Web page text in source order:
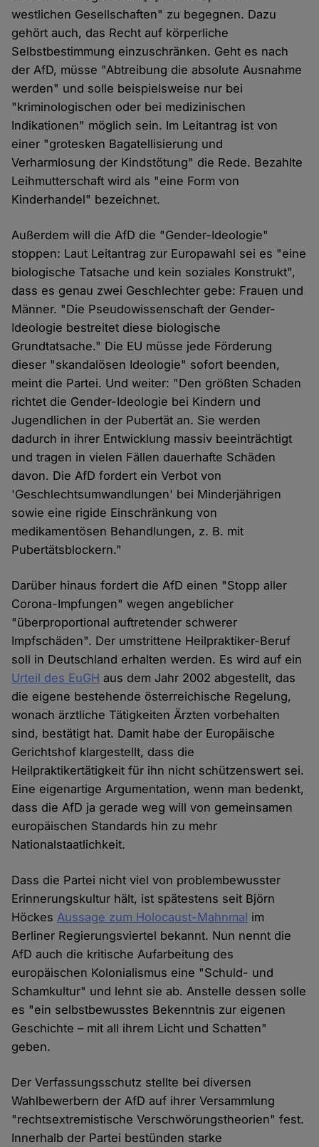
westlichen Gesellschaften" zu begegnen. Dazu
gehört auch, das Recht auf körperliche
Selbstbestimmung einzuschränken. Geht es nach
der AfD, müsse "Abtreibung die absolute Ausnahme
werden" und solle beispielsweise nur bei
"kriminologischen oder bei medizinischen
Indikationen" möglich sein. Im Leitantrag ist von
einer "grotesken Bagatellisierung und
Verharmlosung der Kindstötung" die Rede. Bezahlte
Leihmutterschaft wird als "eine Form von
Kinderhandel" bezeichnet.
Außerdem will die AfD die "Gender-Ideologie"
stoppen: Laut Leitantrag zur Europawahl sei es "eine
biologische Tatsache und kein soziales Konstrukt",
dass es genau zwei Geschlechter gebe: Frauen und
Männer. "Die Pseudowissenschaft der Gender-
Ideologie bestreitet diese biologische
Grundtatsache." Die EU müsse jede Förderung
dieser "skandalösen Ideologie" sofort beenden,
meint die Partei. Und weiter: "Den größten Schaden
richtet die Gender-Ideologie bei Kindern und
Jugendlichen in der Pubertät an. Sie werden
dadurch in ihrer Entwicklung massiv beeinträchtigt
und tragen in vielen Fällen dauerhafte Schäden
davon. Die AfD fordert ein Verbot von
'Geschlechtsumwandlungen' bei Minderjährigen
sowie eine rigide Einschränkung von
medikamentösen Behandlungen, z. B. mit
Pubertätsblockern."
Darüber hinaus fordert die AfD einen "Stopp aller
Corona-Impfungen" wegen angeblicher
"überproportional auftretender schwerer
Impfschäden". Der umstrittene Heilpraktiker-Beruf
soll in Deutschland erhalten werden. Es wird auf ein
Urteil des EuGH aus dem Jahr 2002 abgestellt, das
die eigene bestehende österreichische Regelung,
wonach ärztliche Tätigkeiten Ärzten vorbehalten
sind, bestätigt hat. Damit habe der Europäische
Gerichtshof klargestellt, dass die
Heilpraktikertätigkeit für ihn nicht schützenswert sei.
Eine eigenartige Argumentation, wenn man bedenkt,
dass die AfD ja gerade weg will von gemeinsamen
europäischen Standards hin zu mehr
Nationalstaatlichkeit.
Dass die Partei nicht viel von problembewusster
Erinnerungskultur hält, ist spätestens seit Björn
HöckesAussage zum Holocaust-Mahnmal im
Berliner Regierungsviertel bekannt. Nun nennt die
AfD auch die kritische Aufarbeitung des
europäischen Kolonialismus eine "Schuld- und
Schamkultur" und lehnt sie ab. Anstelle dessen solle
es "ein selbstbewusstes Bekenntnis zur eigenen
Geschichte – mit all ihrem Licht und Schatten"
geben.
Der Verfassungsschutz stellte bei diversen
Wahlbewerbern der AfD auf ihrer Versammlung
"rechtsextremistische Verschwörungstheorien" fest.
Innerhalb der Partei bestünden starke